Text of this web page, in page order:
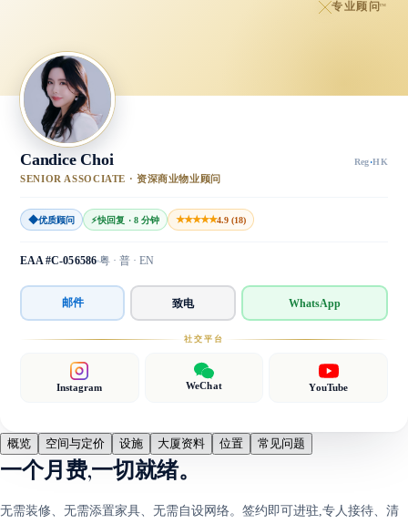
专业顾问™
Candice Choi Reg·HK
SENIOR ASSOCIATE · 资深商业物业顾问
◆优质顾问 ⚡快回复 · 8 分钟 ★★★★★4.9 (18)
EAA #C-056586 粤 · 普 · EN
邮件 致电 WhatsApp
社交平台
Instagram WeChat YouTube
概览 空间与定价 设施 大厦资料 位置 常见问题
一个月费,一切就绪。
无需装修、无需添置家具、无需自设网络。签约即可进驻,专人接待、清